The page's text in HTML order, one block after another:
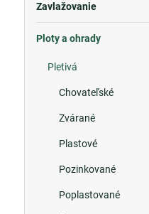
Zavlažovanie
Ploty a ohrady
Pletivá
Chovateľské
Zvárané
Plastové
Pozinkované
Poplastované